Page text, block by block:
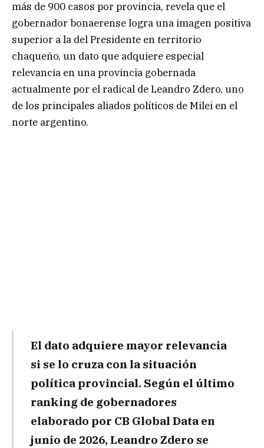
más de 900 casos por provincia, revela que el
gobernador bonaerense logra una imagen positiva
superior a la del Presidente en territorio
chaqueño, un dato que adquiere especial
relevancia en una provincia gobernada
actualmente por el radical de Leandro Zdero, uno
de los principales aliados políticos de Milei en el
norte argentino.
El dato adquiere mayor relevancia
si se lo cruza con la situación
política provincial. Según el último
ranking de gobernadores
elaborado por CB Global Data en
junio de 2026, Leandro Zdero se